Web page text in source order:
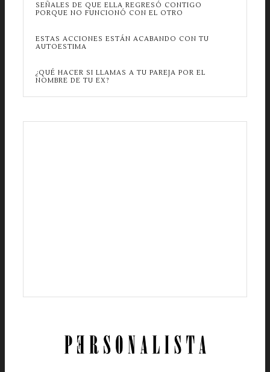
SEÑALES DE QUE ELLA REGRESÓ CONTIGO
PORQUE NO FUNCIONÓ CON EL OTRO
ESTAS ACCIONES ESTÁN ACABANDO CON TU
AUTOESTIMA
¿QUÉ HACER SI LLAMAS A TU PAREJA POR EL
NOMBRE DE TU EX?